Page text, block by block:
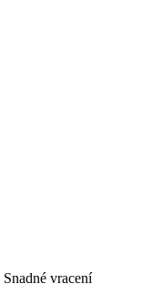
Snadné vracení